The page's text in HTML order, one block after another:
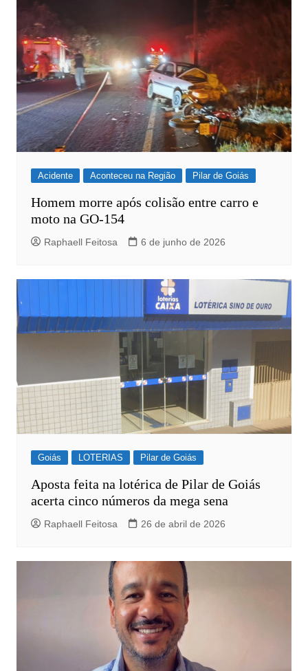
Acidente Aconteceu na Região Pilar de Goiás
Homem morre após colisão entre carro e
moto na GO-154
Raphaell Feitosa 6 de junho de 2026
Goiás LOTERIAS Pilar de Goiás
Aposta feita na lotérica de Pilar de Goiás
acerta cinco números da mega sena
Raphaell Feitosa 26 de abril de 2026